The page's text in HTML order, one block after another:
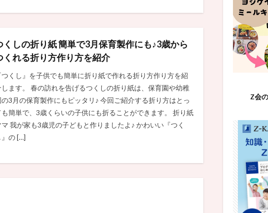
くしの折り紙 簡単で3月保育製作にも♪3歳から
くれる折り方作り方を紹介
つくし』を子供でも簡単に折り紙で作れる折り方作り方を紹
します。 春の訪れを告げるつくしの折り紙は、保育園や幼稚
の3月の保育製作にもピッタリ♪ 今回ご紹介する折り方はとっ
も簡単で、3歳くらいの子供にも折ることができます。 折り紙
我が家も3歳児の子どもと作りましたよ♪ かわいい『つく
』の […]
Z会